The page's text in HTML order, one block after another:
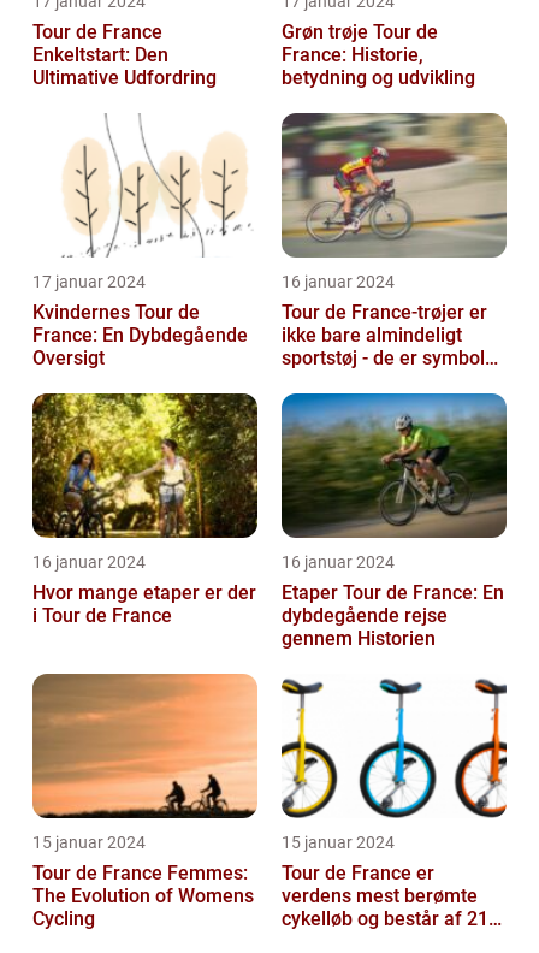
Tour de France
Enkeltstart: Den
Ultimative Udfordring
Grøn trøje Tour de
France: Historie,
betydning og udvikling
17 januar 2024
Kvindernes Tour de
France: En Dybdegående
Oversigt
16 januar 2024
Tour de France-trøjer er
ikke bare almindeligt
sportstøj - de er symboler
udholden...
16 januar 2024
Hvor mange etaper er der
i Tour de France
16 januar 2024
Etaper Tour de France: En
dybdegående rejse
gennem Historien
15 januar 2024
Tour de France Femmes:
The Evolution of Womens
Cycling
15 januar 2024
Tour de France er
verdens mest berømte
cykelløb og består af 21